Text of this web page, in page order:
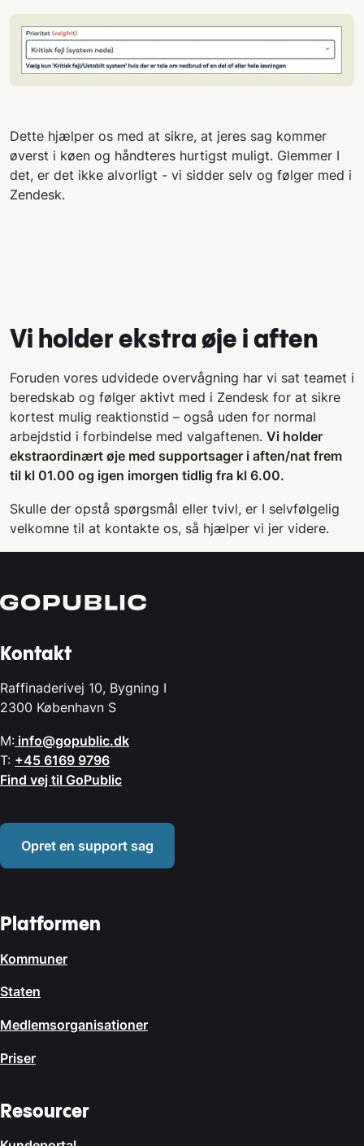
Dette hjælper os med at sikre, at jeres sag kommer
øverst i køen og håndteres hurtigst muligt. Glemmer I
det, er det ikke alvorligt - vi sidder selv og følger med i
Zendesk.
Vi holder ekstra øje i aften
Foruden vores udvidede overvågning har vi sat teamet i
beredskab og følger aktivt med i Zendesk for at sikre
kortest mulig reaktionstid – også uden for normal
arbejdstid i forbindelse med valgaftenen. Vi holder
ekstraordinært øje med supportsager i aften/nat frem
til kl 01.00 og igen imorgen tidlig fra kl 6.00.
Skulle der opstå spørgsmål eller tvivl, er I selvfølgelig
velkomne til at kontakte os, så hjælper vi jer videre.
Kontakt
Raffinaderivej 10, Bygning I
2300 København S
M: info@gopublic.dk
T: +45 6169 9796
Find vej til GoPublic
Opret en support sag
Platformen
Kommuner
Staten
Medlemsorganisationer
Priser
Resourcer